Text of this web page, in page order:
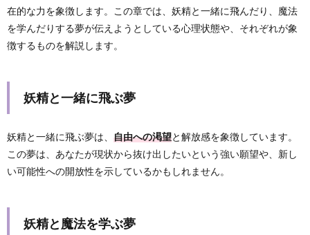
在的な力を象徴します。この章では、妖精と一緒に飛んだり、魔法
を学んだりする夢が伝えようとしている心理状態や、それぞれが象
徴するものを解説します。
妖精と一緒に飛ぶ夢
妖精と一緒に飛ぶ夢は、 自由への渇望と解放感を象徴しています。
この夢は、あなたが現状から抜け出したいという強い願望や、新し
い可能性への開放性を示しているかもしれません。
妖精と魔法を学ぶ夢